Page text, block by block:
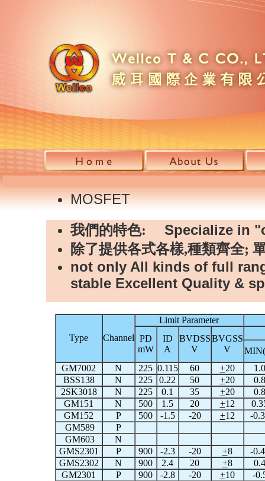
MOSFET
我們的特色: Specialize in
除了提供各式各樣,種類齊全;
not only All kinds of full
stable Excellent Quality &
Type Channel
Limit Parameter
PD
mW
ID
A
BVDSS
V
BVGSS
V
GM7002
N 225 0.115 60 +20
1.0
BSS138
N 225 0.22 50 +20
0.8
2SK3018
N 225 0.1 35 +20
0.8
GM151
N 500 1.5 20 +12
GM152
P 500 -1.5 -20 +12
-
GM589
P
GM603
N
GMS2301
P 900 -2.3 -20 +8
-
GMS2302
N 900 2.4 20 +8
0.4
GM2301
P 900 -2.8 -20 +10
-